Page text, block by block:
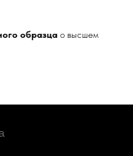
образца о высшем